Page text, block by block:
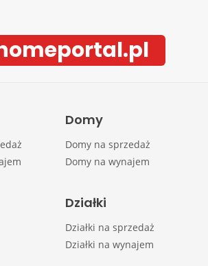
Domy
Domy na sprzedaż
Domy na wynajem
Działki
Działki na sprzedaż
Działki na wynajem